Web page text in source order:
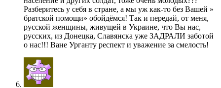
Разберитесь у себя в стране, а мы уж как-то без Вашей »
братской помощи» обойдёмся! Так и передай, от меня,
русской женщины, живущей в Украине, что Вы нас,
русских, из Донецка, Славянска уже ЗАДРАЛИ заботой
о нас!!! Ване Урганту респект и уважение за смелость!